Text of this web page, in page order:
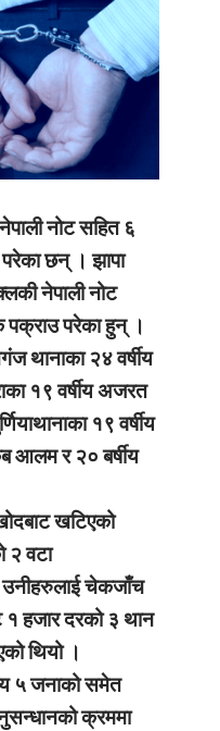
नोट सहित ६
छन् । झापा
नेपाली नोट
पक्राउ परेका हुन् ।
थानाका २४ वर्षीय
१९ वर्षीय अजरत
१९ वर्षीय
आलम र २० बर्षीय
खटिएको
२ वटा
चेकजाँच
हजार दरको ३ थान
थियो ।
५ जनाको समेत
क्रममा